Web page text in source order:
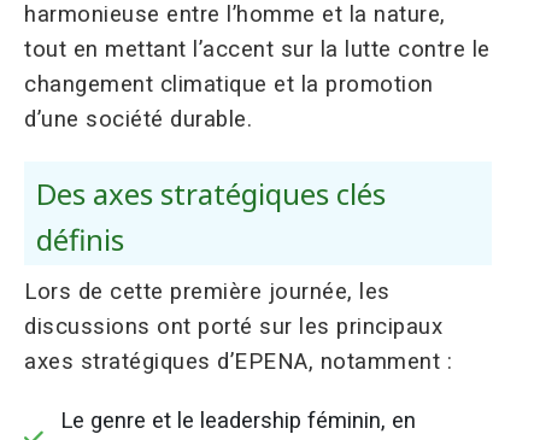
harmonieuse entre l’homme et la nature,
tout en mettant l’accent sur la lutte contre le
changement climatique et la promotion
d’une société durable.
Des axes stratégiques clés
définis
Lors de cette première journée, les
discussions ont porté sur les principaux
axes stratégiques d’EPENA, notamment :
Le genre et le leadership féminin, en